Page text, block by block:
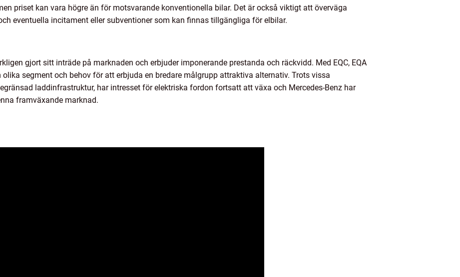
priset kan vara högre än för motsvarande konventionella bilar. Det är också viktigt att överväga
eventuella incitament eller subventioner som kan finnas tillgängliga för elbilar.
gjort sitt inträde på marknaden och erbjuder imponerande prestanda och räckvidd. Med EQC, EQA
segment och behov för att erbjuda en bredare målgrupp attraktiva alternativ. Trots vissa
laddinfrastruktur, har intresset för elektriska fordon fortsatt att växa och Mercedes-Benz har
framväxande marknad.